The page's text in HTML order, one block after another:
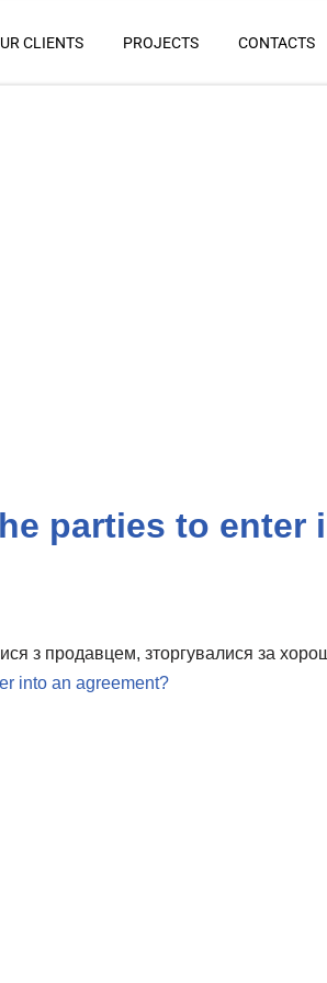
CLIENTS PROJECTS CONTACTS
parties to enter
з продавцем, зторгувалися за
into an agreement?